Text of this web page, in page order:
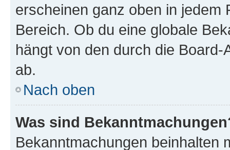
erscheinen ganz oben in jedem
Bereich. Ob du eine globale
hängt von den durch die
ab.
Nach oben
Was sind
Bekanntmachungen beinhalten